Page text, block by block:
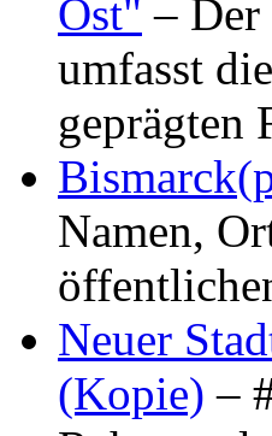
Ost" – Der
umfasst
Namen,
Neuer
(Kopie) –